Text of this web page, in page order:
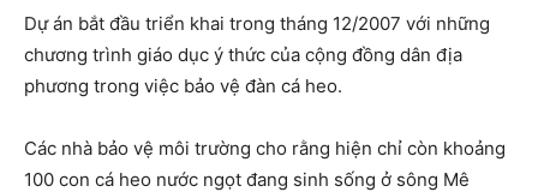
Dự án bắt đầu triển khai trong tháng 12/2007 với những
chương trình giáo dục ý thức của cộng đồng dân địa
phương trong việc bảo vệ đàn cá heo.
Các nhà bảo vệ môi trường cho rằng hiện chỉ còn khoảng
100 con cá heo nước ngọt đang sinh sống ở sông Mê